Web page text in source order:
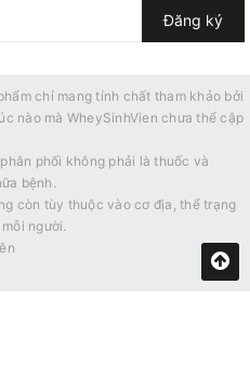
Đăng ký
chỉ mang tính chất tham khảo bởi
nào mà WheySinhVien chưa thể cập
phối không phải là thuốc và
bệnh.
còn tùy thuộc vào cơ địa, thể trạng
người.